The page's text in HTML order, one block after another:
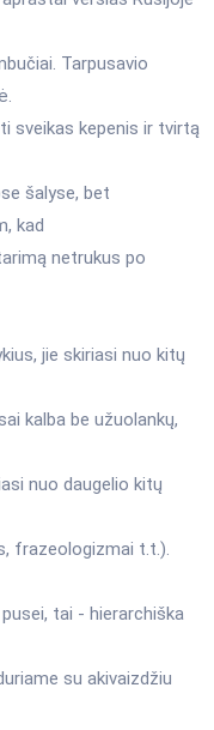
Tarpusavio
sveikas kepenis ir tvirtą
šalyse, bet
kad
netrukus po
jie skiriasi nuo kitų
kalba be užuolankų,
nuo daugelio kitų
frazeologizmai t.t.).
tai - hierarchiška
su akivaizdžiu